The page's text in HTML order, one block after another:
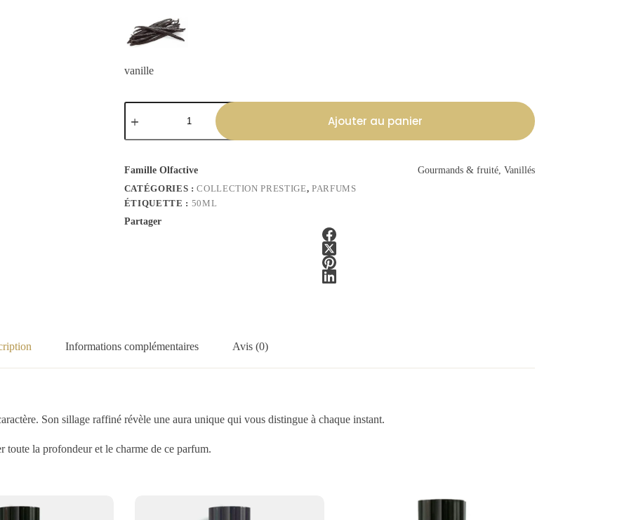
vanille
Ajouter au panier
Famille Olfactive
Gourmands & fruité, Vanillés
CATÉGORIES :COLLECTION PRESTIGE, PARFUMS
ÉTIQUETTE : 50ML
Partager
Informations complémentaires Avis (0)
Son sillage raffiné révèle une aura unique qui vous distingue à chaque instant.
la profondeur et le charme de ce parfum.